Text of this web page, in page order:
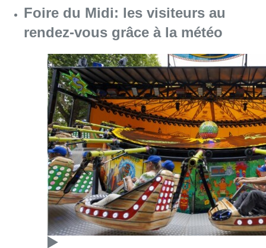
07 août 2026 Consulter l'article "Foire du Midi: les
Les Bruxellois respectent mieux les
zones 30 ?